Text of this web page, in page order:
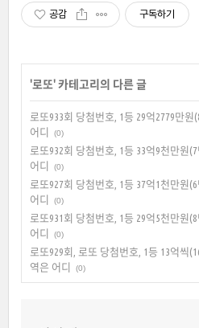
공감 구독하기
'로또' 카테고리의 다른 글
로또933회 당첨번호, 1등 29억2779만원
어디
(0)
로또932회 당첨번호, 1등 33억9천만원
어디
(0)
로또927회 당첨번호, 1등 37억1천만원
어디
(0)
로또931회 당첨번호, 1등 29억5천만원
어디
(0)
로또929회, 로또 당첨번호, 1등 13억씩
역은 어디
(0)